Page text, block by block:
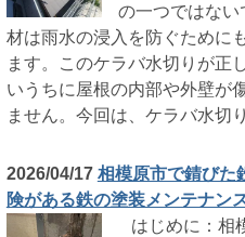
の一つではない
材は雨水の浸入を防ぐために
ます。このケラバ水切りが正
いうちに屋根の内部や外壁が
ません。今回は、ケラバ水切
2026/04/17 相模原市で錆びた
険がある鉄の塗装メンテナン
はじめに：相